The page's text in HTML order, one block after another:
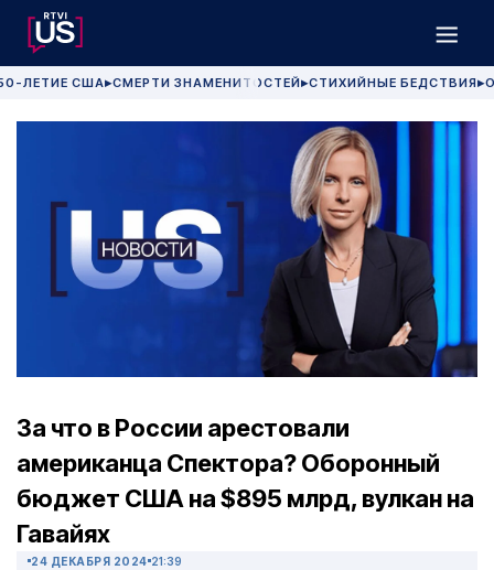
ЛЕТИЕ США▶СМЕРТИ ЗНАМЕНИТОСТЕЙ▶СТИХИЙНЫЕ БЕДСТВИЯ▶
За что в России арестовали
американца Спектора? Оборонный
бюджет США на $895 млрд, вулкан на
Гавайях
24 ДЕКАБРЯ 2024 21:39